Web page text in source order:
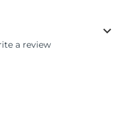
a review